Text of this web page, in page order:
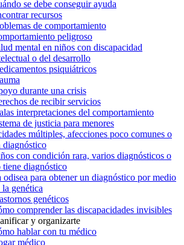
se debe conseguir ayuda
recursos
de comportamiento
peligroso
mental en niños con discapacidad
o del desarrollo
psiquiátricos
durante una crisis
de recibir servicios
interpretaciones del comportamiento
de justicia para menores
múltiples, afecciones poco comunes o
diagnóstico
con condición rara, varios diagnósticos o
tiene diagnóstico
odisea para obtener un diagnóstico por medio
la genética
genéticos
comprender las discapacidades invisibles
y organizarte
hablar con tu médico
médico